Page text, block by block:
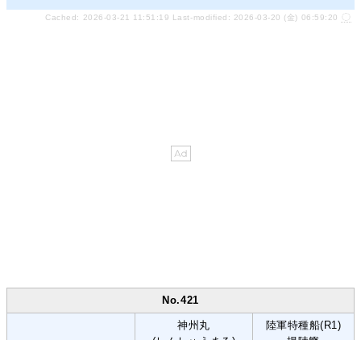
Cached: 2026-03-21 11:51:19 Last-modified: 2026-03-20 (金) 06:59:20
No.421
神州丸
陸軍特種船(R1)